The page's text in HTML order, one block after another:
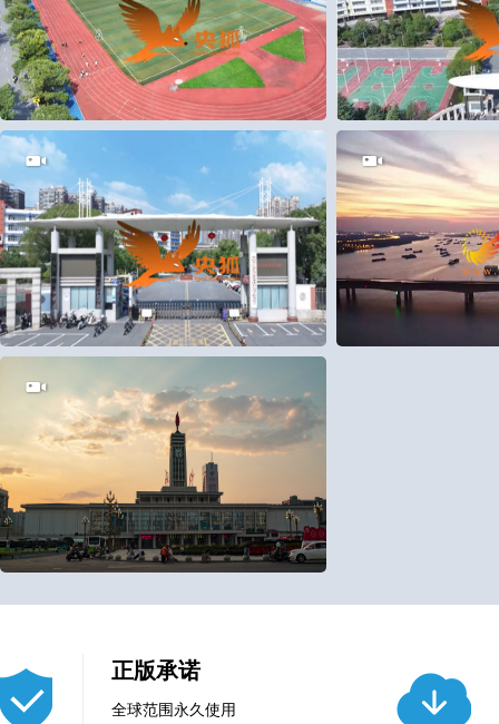
2 0 2 0
5 0 28 0
100 0
正版承诺
全球范围永久使用